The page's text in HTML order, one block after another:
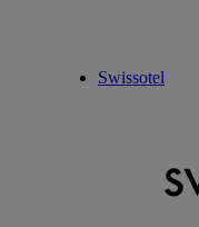
Swissotel